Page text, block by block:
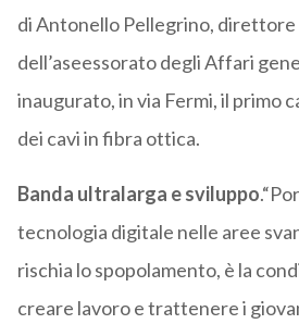
di Antonello Pellegrino, direttore
dell’aseessorato degli Affari
inaugurato, in via Fermi, il primo
dei cavi in fibra ottica.
Banda ultralarga e sviluppo
tecnologia digitale nelle aree
rischia lo spopolamento, è la
creare lavoro e trattenere i